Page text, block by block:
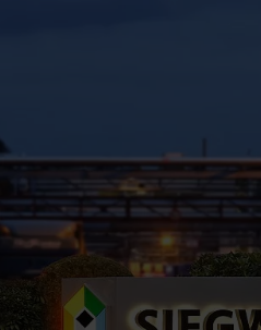
NEWS & MEDIEN
KARRIERE